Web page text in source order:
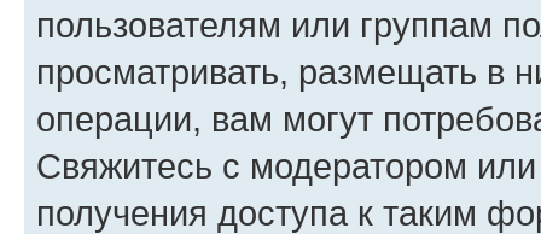
пользователям или группам
просматривать, размещать в
операции, вам могут
Свяжитесь с модератором
получения доступа к таким